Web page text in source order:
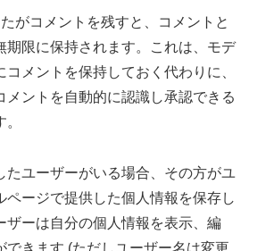
がコメントを残すと、コメントと
期限に保持されます。これは、モデ
コメントを保持しておく代わりに、
メントを自動的に認識し承認できる
たユーザーがいる場合、その方がユ
ページで提供した個人情報を保存し
ザーは自分の個人情報を表示、編
できます (ただしユーザー名は変更